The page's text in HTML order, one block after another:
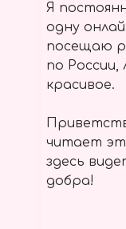
Я
одну
посещаю
по
красивое.
читает
здесь
добра!